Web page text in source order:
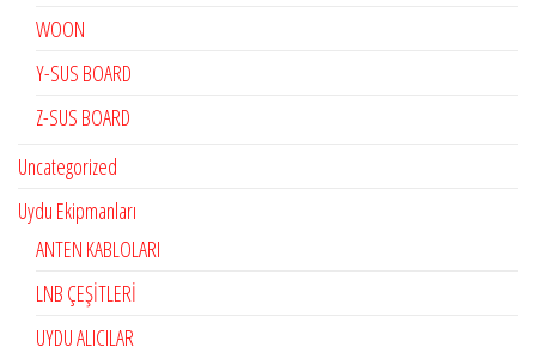
WOON
Y-SUS BOARD
Z-SUS BOARD
Uncategorized
Uydu Ekipmanları
ANTEN KABLOLARI
LNB ÇEŞİTLERİ
UYDU ALICILAR